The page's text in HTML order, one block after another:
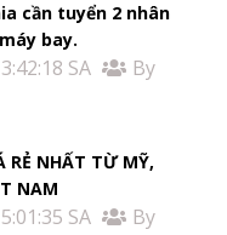
cần tuyển 2 nhân
bay.
SA
By
RẺ NHẤT TỪ MỸ,
NAM
SA
By